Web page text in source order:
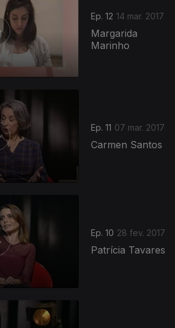
Ep. 12 14 mar. 2017
Margarida
Marinho
Ep. 11 07 mar. 2017
Carmen Santos
Ep. 10 28 fev. 2017
Patrícia Tavares